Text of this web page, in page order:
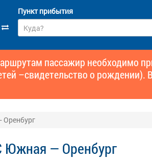
Пункт прибытия
пассажир необходимо
–свидетельство о рождении).
Южная — Оренбург